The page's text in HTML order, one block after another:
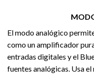
El modo analógico
como un amplificador
entradas digitales y el
fuentes analógicas. Usa